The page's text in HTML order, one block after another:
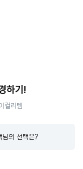
하기!
컬리템
님의 선택은?